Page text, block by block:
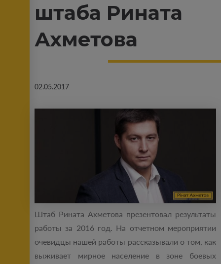
штаба Рината
Ахметова
02.05.2017
Штаб Рината Ахметова презентовал результаты
работы за 2016 год. На отчетном мероприятии
очевидцы нашей работы рассказывали о том, как
выживает мирное население в зоне боевых